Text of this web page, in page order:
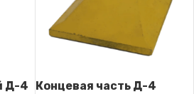
Д-4
Концевая часть Д-4